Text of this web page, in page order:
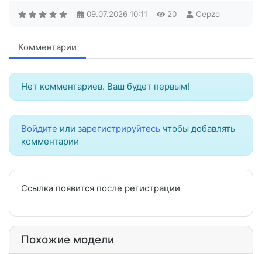
09.07.2026 10:11 20 Cepzo
Комментарии
Нет комментариев. Ваш будет первым!
Войдите или зарегистрируйтесь чтобы добавлять
комментарии
Ссылка появится после регистрации
Похожие модели